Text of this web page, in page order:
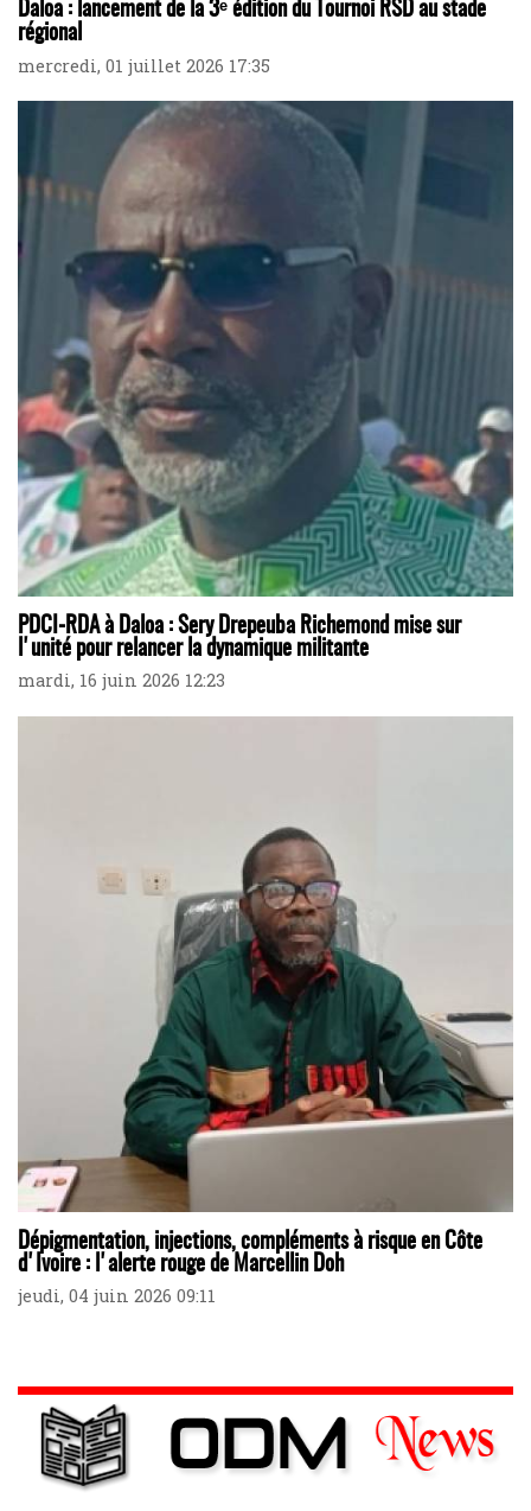
Daloa : lancement de la 3ᵉ édition du Tournoi RSD au stade
régional
mercredi, 01 juillet 2026 17:35
PDCI-RDA à Daloa : Sery Drepeuba Richemond mise sur
l'unité pour relancer la dynamique militante
mardi, 16 juin 2026 12:23
Dépigmentation, injections, compléments à risque en Côte
d'Ivoire : l'alerte rouge de Marcellin Doh
jeudi, 04 juin 2026 09:11